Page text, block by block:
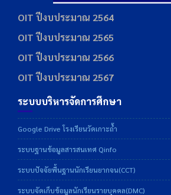
OIT ปีงบประมาณ 2564
OIT ปีงบประมาณ 2565
OIT ปีงบประมาณ 2566
OIT ปีงบประมาณ 2567
ระบบบริหารจัดการศึกษา
Google Drive โรงเรียนวัดเกาะถ้ำ
ระบบฐานข้อมูลสารสนเทศ Qinfo
ระบบปัจจัยพื้นฐานนักเรียนยากจน(CCT)
ระบบจัดเก็บข้อมูลนักเรียนรายบุคคล(DMC)